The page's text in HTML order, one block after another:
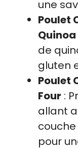
une
Poulet
Quinoa
de
gluten
Poulet
Four :
allant
pour